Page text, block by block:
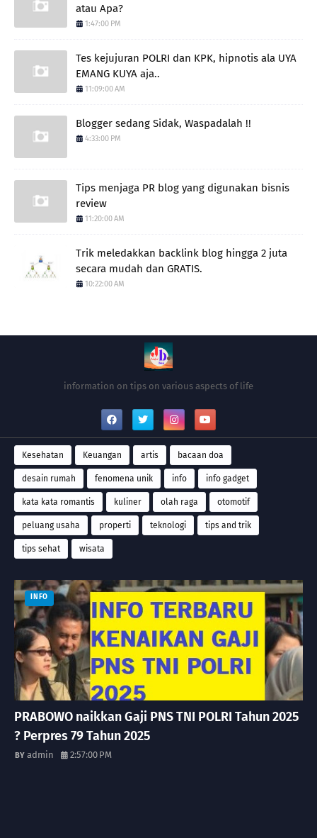
atau Apa?
1:47:00 PM
Tes kejujuran POLRI dan KPK, hipnotis ala UYA
EMANG KUYA aja..
11:09:00 AM
Blogger sedang Sidak, Waspadalah !!
4:33:00 PM
Tips menjaga PR blog yang digunakan bisnis
review
11:20:00 AM
Trik meledakkan backlink blog hingga 2 juta
secara mudah dan GRATIS.
10:22:00 AM
information on tips on various aspects of life
Kesehatan Keuangan artis bacaan doa
desain rumah fenomena unik info info gadget
kata kata romantis kuliner olah raga otomotif
peluang usaha properti teknologi tips and trik
tips sehat wisata
INFO
PRABOWO naikkan Gaji PNS TNI POLRI Tahun 2025
? Perpres 79 Tahun 2025
admin 2:57:00 PM